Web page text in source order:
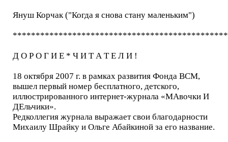
Януш Корчак ("Когда я снова стану маленьким")
Д О Р О Г И Е * Ч И Т А Т Е Л И !
18 октября 2007 г. в рамках развития Фонда ВСМ,
вышел первый номер бесплатного, детского,
иллюстрированного интернет-журнала «МАвочки И
ДЕльчики».
Редколлегия журнала выражает свои благодарности
Михаилу Шрайку и Ольге Абайкиной за его название.